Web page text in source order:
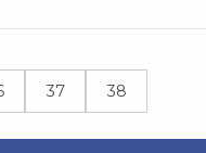
37 38